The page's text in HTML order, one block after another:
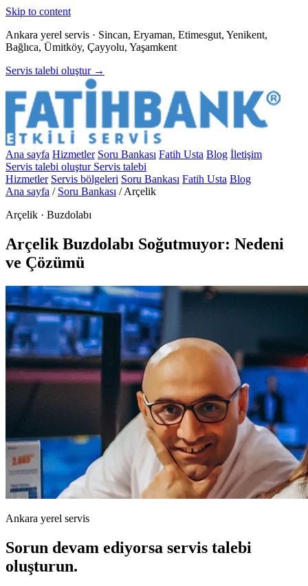
Skip to content
Ankara yerel servis · Sincan, Eryaman, Etimesgut, Yenikent,
Bağlıca, Ümitköy, Çayyolu, Yaşamkent
Servis talebi oluştur →
Ana sayfa Hizmetler Soru Bankası Fatih Usta Blog İletişim
Servis talebi oluştur Servis talebi
Hizmetler Servis bölgeleri Soru Bankası Fatih Usta Blog
Ana sayfa / Soru Bankası / Arçelik
Arçelik · Buzdolabı
Arçelik Buzdolabı Soğutmuyor: Nedeni
ve Çözümü
Ankara yerel servis
Sorun devam ediyorsa servis talebi
oluşturun.